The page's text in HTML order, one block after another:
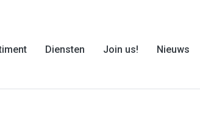
Diensten Join us! Nieuws